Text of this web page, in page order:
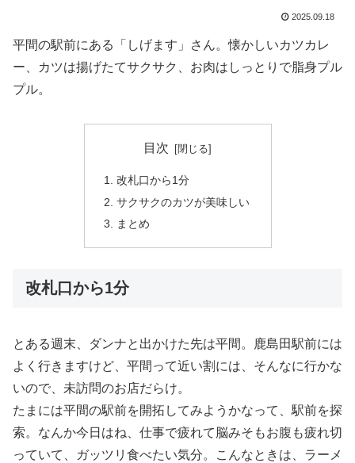
2025.09.18
平間の駅前にある「しげます」さん。懐かしいカツカレ
ー、カツは揚げたてサクサク、お肉はしっとりで脂身プル
プル。
目次
改札口から1分
サクサクのカツが美味しい
まとめ
改札口から1分
とある週末、ダンナと出かけた先は平間。鹿島田駅前には
よく行きますけど、平間って近い割には、そんなに行かな
いので、未訪問のお店だらけ。
たまには平間の駅前を開拓してみようかなって、駅前を探
索。なんか今日はね、仕事で疲れて脳みそもお腹も疲れ切
っていて、ガッツリ食べたい気分。こんなときは、ラーメ